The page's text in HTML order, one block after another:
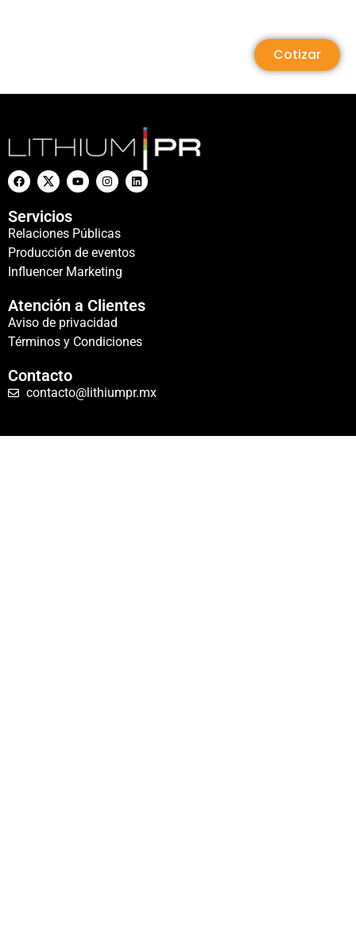
Cotizar
Servicios
Relaciones Públicas
Producción de eventos
Influencer Marketing
Atención a Clientes
Aviso de privacidad
Términos y Condiciones
Contacto
contacto@lithiumpr.mx